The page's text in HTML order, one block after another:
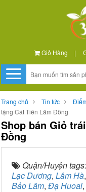
Giỏ Hàng |
Trang chủ Tin tức
tặng Cát Tiên Lâm Đồng
Shop bán Giỏ
Đồng
Quận/Huyện tags:
Lạc Dương, Lâm Hà,
Bảo Lâm, Đạ Huoai,